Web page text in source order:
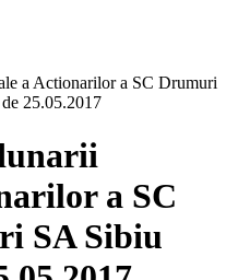
a Actionarilor a SC Drumuri
25.05.2017
a SC
SA Sibiu